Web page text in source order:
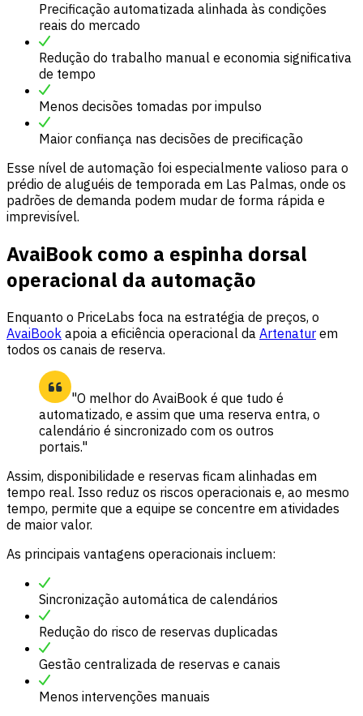
Precificação automatizada alinhada às condições
reais do mercado
Redução do trabalho manual e economia significativa
de tempo
Menos decisões tomadas por impulso
Maior confiança nas decisões de precificação
Esse nível de automação foi especialmente valioso para o
prédio de aluguéis de temporada em Las Palmas, onde os
padrões de demanda podem mudar de forma rápida e
imprevisível.
AvaiBook como a espinha dorsal
operacional da automação
Enquanto o PriceLabs foca na estratégia de preços, o
AvaiBook apoia a eficiência operacional da Artenatur em
todos os canais de reserva.
"O melhor do AvaiBook é que tudo é
automatizado, e assim que uma reserva entra, o
calendário é sincronizado com os outros
portais."
Assim, disponibilidade e reservas ficam alinhadas em
tempo real. Isso reduz os riscos operacionais e, ao mesmo
tempo, permite que a equipe se concentre em atividades
de maior valor.
As principais vantagens operacionais incluem:
Sincronização automática de calendários
Redução do risco de reservas duplicadas
Gestão centralizada de reservas e canais
Menos intervenções manuais